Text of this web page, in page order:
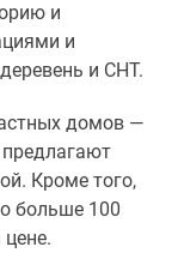
и
и
и СНТ.
домов —
Кроме того,
больше 100